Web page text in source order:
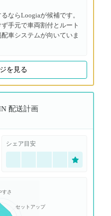
ならLoogiaが候補です。
手元で車両割付とルート
車システムが向いていま
を見る
配送計画
シェア目安
すさ
セットアップ